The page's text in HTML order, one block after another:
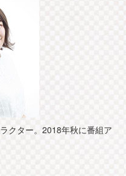
クター。2018年秋に番組ア